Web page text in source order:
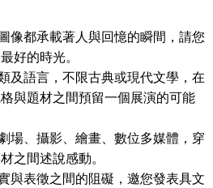
像都承載著人與回憶的瞬間，請您
好的時光。
及語言，不限古典或現代文學，在
與題材之間預留一個展演的可能
場、 攝影、繪畫、數位多媒體，穿
之間述說感動。
與表徵之間的阻礙，邀您發表具文